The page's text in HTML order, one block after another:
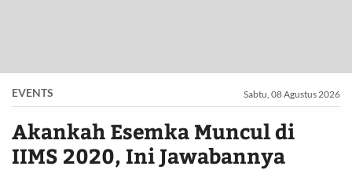
EVENTS Sabtu, 08 Agustus 2026
Akankah Esemka Muncul di
IIMS 2020, Ini Jawabannya